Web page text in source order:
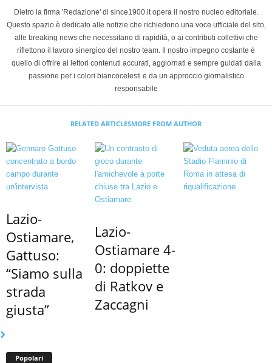
Dietro la firma 'Redazione' di since1900.it opera il nostro nucleo editoriale.
Questo spazio è dedicato alle notizie che richiedono una voce ufficiale del sito,
alle breaking news che necessitano di rapidità, o ai contributi collettivi che
riflettono il lavoro sinergico del nostro team. Il nostro impegno costante è
quello di offrire ai lettori contenuti accurati, aggiornati e sempre guidati dalla
passione per i colori biancocelesti e da un approccio giornalistico
responsabile
RELATED ARTICLESMORE FROM AUTHOR
Lazio-
Ostiamare,
Gattuso:
“Siamo sulla
strada
giusta”
Lazio-
Ostiamare 4-
0: doppiette
di Ratkov e
Zaccagni
Popolari